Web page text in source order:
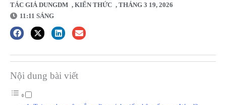
TÁC GIẢ DUNGDM , KIẾN THỨC , THÁNG 3 19, 2026
11:11 SÁNG
Nội dung bài viết